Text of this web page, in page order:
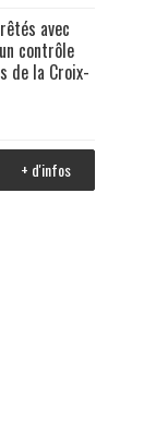
avec
contrôle
de la Croix-
+ d'infos